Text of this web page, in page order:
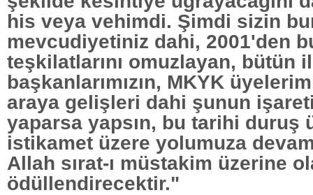
his veya vehimdi. Şimdi sizin
mevcudiyetiniz dahi, 2001'den
teşkilatlarını omuzlayan, bütün
başkanlarımızın, MKYK
araya gelişleri dahi şunun
yaparsa yapsın, bu tarihi duruş
istikamet üzere yolumuza
Allah sırat-ı müstakim üzerine
ödüllendirecektir."